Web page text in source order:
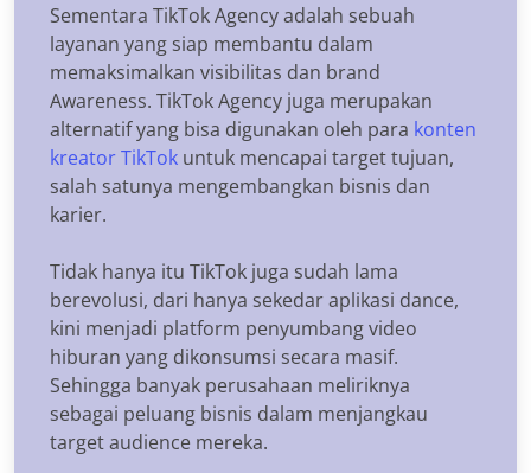
Sementara TikTok Agency adalah sebuah
layanan yang siap membantu dalam
memaksimalkan visibilitas dan brand
Awareness. TikTok Agency juga merupakan
alternatif yang bisa digunakan oleh para konten
kreator TikTok untuk mencapai target tujuan,
salah satunya mengembangkan bisnis dan
karier.
Tidak hanya itu TikTok juga sudah lama
berevolusi, dari hanya sekedar aplikasi dance,
kini menjadi platform penyumbang video
hiburan yang dikonsumsi secara masif.
Sehingga banyak perusahaan meliriknya
sebagai peluang bisnis dalam menjangkau
target audience mereka.